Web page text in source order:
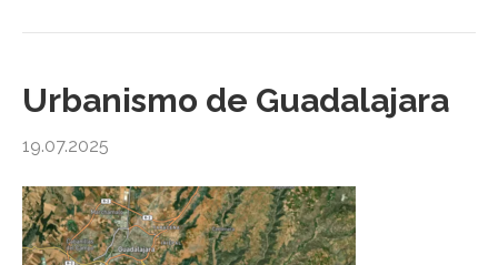
Urbanismo de Guadalajara
19.07.2025